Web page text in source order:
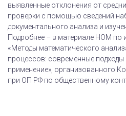
выявленные отклонения от
проверки с помощью сведений
документального анализа и
Подробнее – в материале НОМ по
«Методы математического
процессов: современные подходы
применение», организованного
при ОП РФ по общественному